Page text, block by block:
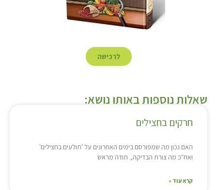
לרכישה
שאלות נוספות באותו נושא:
חרקים בחצילים
האם נכון מה שמפורסם בימים האחרונים על 'תולעים בחצילים'
ואח"כ מה צורת הבדיקה,. תודה מראש
קרא עוד »